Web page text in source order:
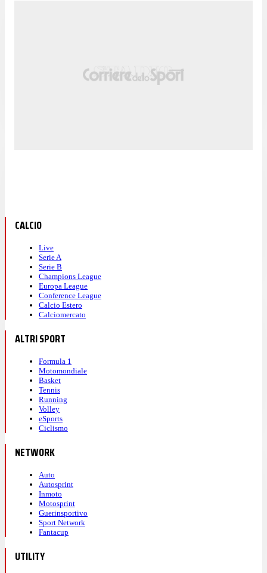
CALCIO
Live
Serie A
Serie B
Champions League
Europa League
Conference League
Calcio Estero
Calciomercato
ALTRI SPORT
Formula 1
Motomondiale
Basket
Tennis
Running
Volley
eSports
Ciclismo
NETWORK
Auto
Autosprint
Inmoto
Motosprint
Guerinsportivo
Sport Network
Fantacup
UTILITY